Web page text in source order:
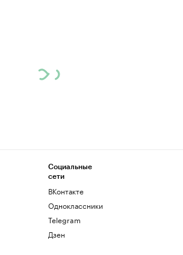
Социальные
сети
ВКонтакте
Одноклассники
Telegram
Дзен